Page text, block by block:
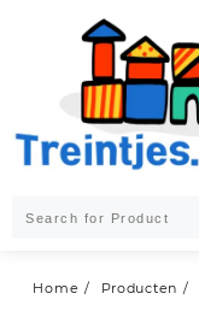
Home Producten